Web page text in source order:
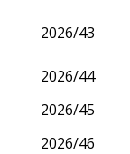
2026/43
2026/44
2026/45
2026/46